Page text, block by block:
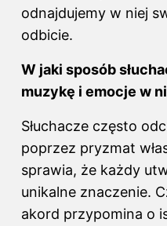
odnajdujemy w niej
odbicie.
W jaki sposób
muzykę i emocje w
Słuchacze często
poprzez pryzmat
sprawia, że każdy
unikalne znaczenie.
akord przypomina o